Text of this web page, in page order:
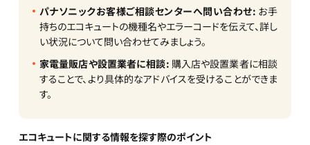
パナソニックお客様ご相談センターへ問い合わせ: お手
持ちのエコキュートの機種名やエラーコードを伝えて、詳し
い状況について問い合わせてみましょう。
家電量販店や設置業者に相談: 購入店や設置業者に相談
することで、より具体的なアドバイスを受けることができま
す。
エコキュートに関する情報を探す際のポイント